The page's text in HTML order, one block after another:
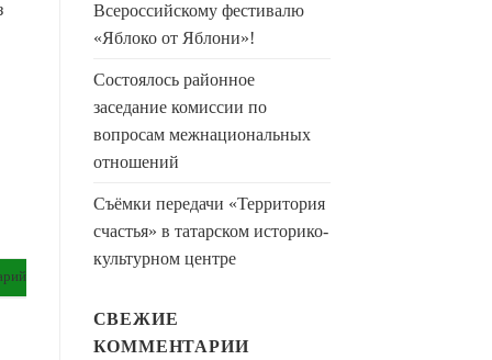
Всероссийскому фестивалю
«Яблоко от Яблони»!
Состоялось районное
заседание комиссии по
вопросам межнациональных
отношений
Съёмки передачи «Территория
счастья» в татарском историко-
культурном центре
СВЕЖИЕ
КОММЕНТАРИИ